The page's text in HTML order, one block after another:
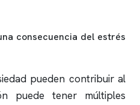
consecuencia del estrés
pueden contribuir al
puede tener múltiples